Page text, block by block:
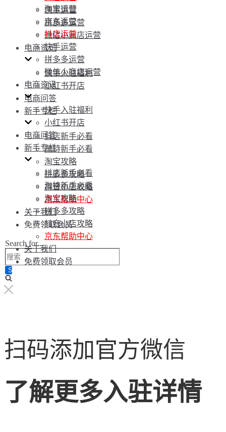
快手运营
拼多多运营
微信小商店运营
电商资讯
快手入驻福利
小红书开店
电商问答
新手专栏
抖店新手必看
淘特新手必看
淘宝攻略
拼多多攻略
抖音小店攻略
京东帮助中心
关于我们
免费领取会员
Search for...
淘宝运营
京东运营
抖店运营
快手运营
拼多多运营
微信小商店运营
电商资讯
快手入驻福利
小红书开店
电商问答
新手专栏
抖店新手必看
淘特新手必看
淘宝攻略
拼多多攻略
抖音小店攻略
京东帮助中心
关于我们
免费领取会员
扫码添加官方微信
了解更多入驻详情